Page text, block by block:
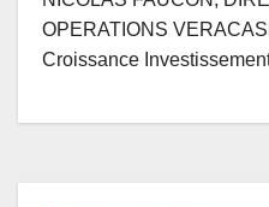
OPERATIONS
Croissance